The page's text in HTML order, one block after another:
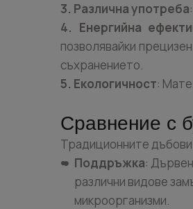
3. Различна употреба
4. Енергийна
позволявайки
съхранението.
5. Екологичност:
Сравнение с
Традиционните
Поддръжка:
различни видове
микроорганизми.